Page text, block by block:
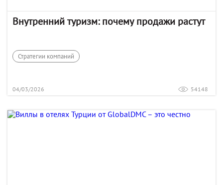
Внутренний туризм: почему продажи растут
Стратегии компаний
04/03/2026 54148